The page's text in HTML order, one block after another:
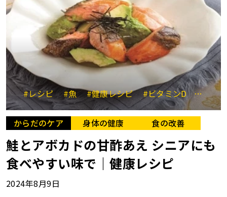
#レシピ #魚 #健康レシピ #ビタミンD #アボ
からだのケア 身体の健康 食の改善
鮭とアボカドの甘酢あえ シニアにも
食べやすい味で｜健康レシピ
2024年8月9日